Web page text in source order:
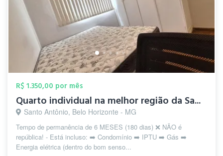
R$ 1.350,00 por mês
Quarto individual na melhor região da Sa...
Santo Antônio, Belo Horizonte - MG
Tempo de permanência de 6 MESES (180 dias) ❌ NÃO é
república! - Está incluso: ➡️ Condomínio ➡️ IPTU ➡️ Gás ➡️
Energia elétrica (dentro do bom senso...